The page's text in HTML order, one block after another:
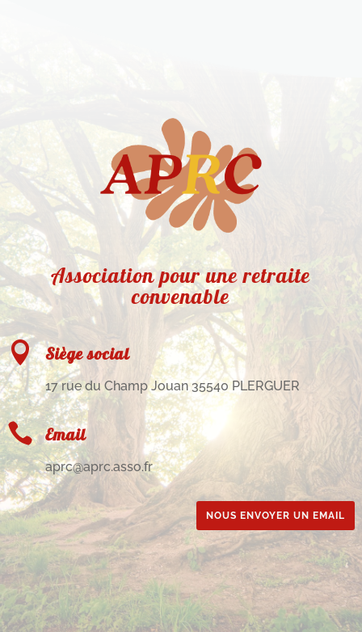
Association pour une retraite
convenable
 Siège social
17 rue du Champ Jouan 35540 PLERGUER
 Email
aprc@aprc.asso.fr
NOUS ENVOYER UN EMAIL